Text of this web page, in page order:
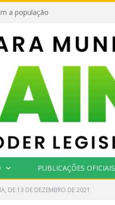
a população
PUBLICAÇÕES OFICIAIS
DE 13 DE DEZEMBRO DE 2021